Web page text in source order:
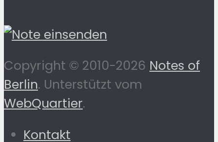
Copyright © 2010-2026 Notes of
Berlin. Unterstützt vom
WebQuartier.
Kontakt